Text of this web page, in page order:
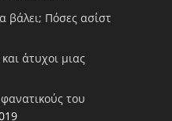
βάλει; Πόσες ασίστ
άτυχοι μιας
του